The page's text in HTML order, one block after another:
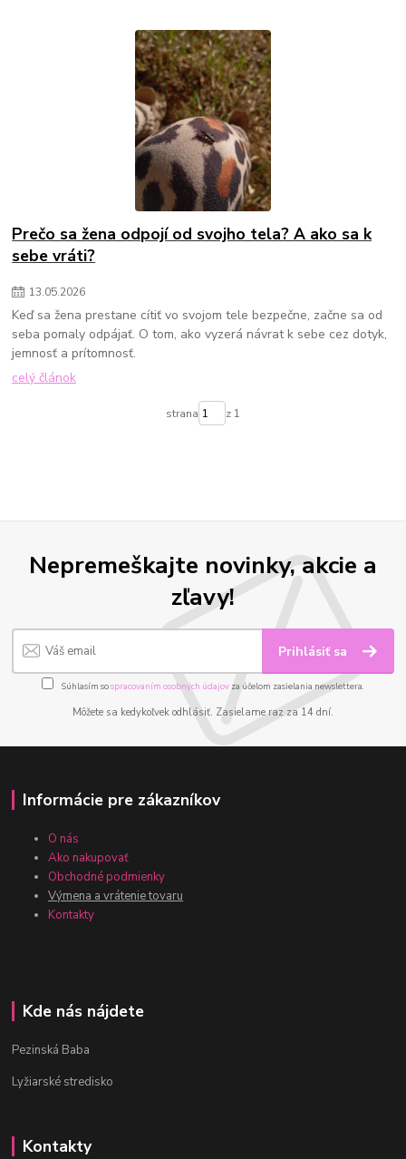
Prečo sa žena odpojí od svojho tela? A ako sa k
sebe vráti?
13.05.2026
Keď sa žena prestane cítiť vo svojom tele bezpečne, začne sa od
seba pomaly odpájať. O tom, ako vyzerá návrat k sebe cez dotyk,
jemnosť a prítomnosť.
celý článok
strana z 1
Nepremeškajte novinky, akcie a
zľavy!
Prihlásiť sa
Súhlasím sospracovaním osobných údajov za účelom zasielania newslettera.
Môžete sa kedykoľvek odhlásiť. Zasielame raz za 14 dní.
Informácie pre zákazníkov
O nás
Ako nakupovať
Obchodné podmienky
Výmena a vrátenie tovaru
Kontakty
Kde nás nájdete
Pezinská Baba
Lyžiarské stredisko
Kontakty